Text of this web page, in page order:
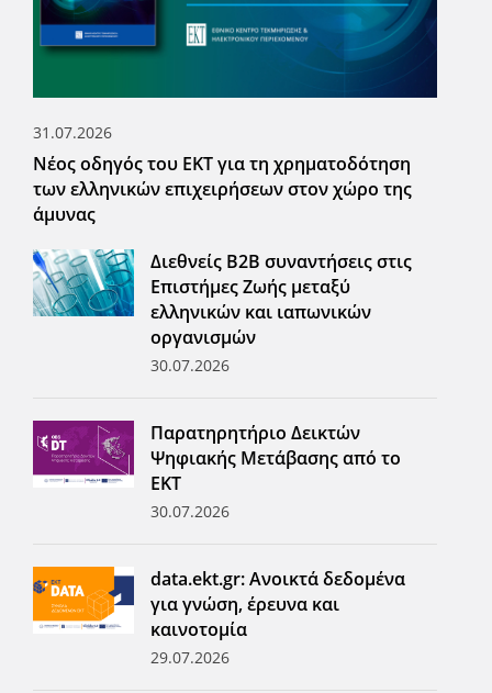
31.07.2026
Νέος οδηγός του ΕΚΤ για τη χρηματοδότηση
των ελληνικών επιχειρήσεων στον χώρο της
άμυνας
Διεθνείς Β2Β συναντήσεις στις
Επιστήμες Ζωής μεταξύ
ελληνικών και ιαπωνικών
οργανισμών
30.07.2026
Παρατηρητήριο Δεικτών
Ψηφιακής Μετάβασης από το
ΕΚΤ
30.07.2026
data.ekt.gr: Ανοικτά δεδομένα
για γνώση, έρευνα και
καινοτομία
29.07.2026